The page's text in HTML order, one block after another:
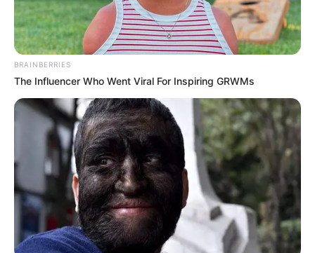
BRAINBERRIES
The Influencer Who Went Viral For Inspiring GRWMs